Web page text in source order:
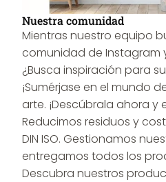
Nuestra comunidad
Mientras nuestro equipo
comunidad de Instagram
¿Busca inspiración para
¡Sumérjase en el mundo
arte. ¡Descúbrala ahora y
Reducimos residuos y
DIN ISO. Gestionamos
entregamos todos los
Descubra nuestros